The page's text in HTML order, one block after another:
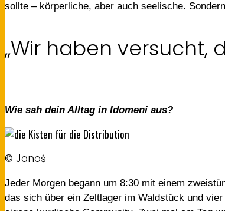
sollte – körperliche, aber auch seelische.
„Wir haben versucht,
Wie sah dein Alltag in Idomeni aus?
© Janoś
Jeder Morgen begann um 8:30 mit einem
das sich über ein Zeltlager im Waldstück und